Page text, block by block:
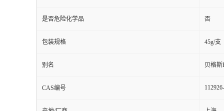
是否危险化学品 否
包装规格 45g/支
别名 贝格斯
CAS编号